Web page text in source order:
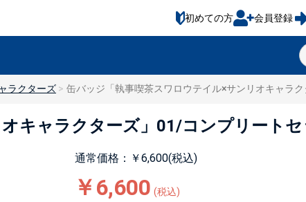
初めての方 会員登録
ラクターズ 缶バッジ「執事喫茶スワロウテイル×サンリオキャラ
キャラクターズ」01/コンプリート
通常価格：￥6,600(税込)
￥6,600 (税込)